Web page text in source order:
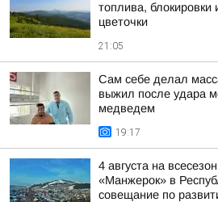
топлива,
цветочки
21:05
Сам себе делал
выжил после удара
медведем
19:17
4 августа на
«Манжерок» в
совещание по